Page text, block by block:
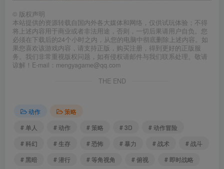
© 版权声明
本站提供的资源转载自国内外各大媒体和网络，仅供试玩体验；不得
将上述内容用于商业或者非法用途，否则，一切后果请用户自负。您
必须在下载后的24个小时之内，从您的电脑中彻底删除上述内容。如
果您喜欢该游戏内容，请支持正版，购买注册，得到更好的正版服
务。我们非常重视版权问题，如有侵权请邮件与我们联系处理。敬请
谅解！E-mail：mengyagame@qq.com
THE END
动作
策略
# 单人
# 动作 # 策略 # 3D
# 动作冒险
# 科幻
# 生存 # 恐怖 # 暴力 # 战术
# 战斗
# 黑暗
# 潜行 # 等角视角 # 俯视
# 即时战略